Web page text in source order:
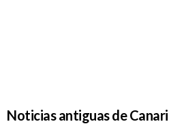
Noticias antiguas de